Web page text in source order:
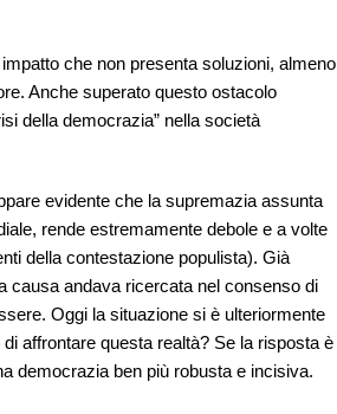
che non presenta soluzioni, almeno
Anche superato questo ostacolo
della democrazia” nella società
evidente che la supremazia assunta
rende estremamente debole e a volte
della contestazione populista). Già
causa andava ricercata nel consenso di
Oggi la situazione si è ulteriormente
affrontare questa realtà? Se la risposta è
democrazia ben più robusta e incisiva.